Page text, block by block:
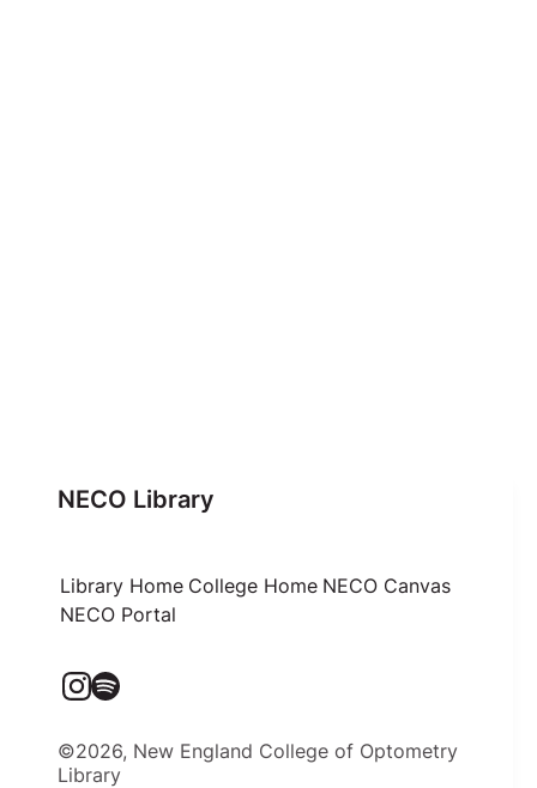
NECO Library
Library Home College Home NECO Canvas
NECO Portal
©2026, New England College of Optometry
Library